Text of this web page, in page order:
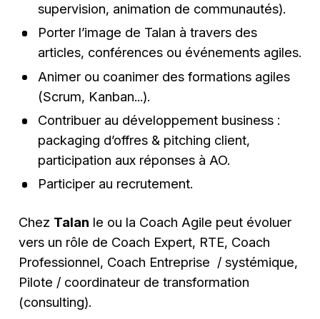
supervision, animation de communautés).
Porter l’image de Talan à travers des
articles, conférences ou événements agiles.
Animer ou coanimer des formations agiles
(Scrum, Kanban...).
Contribuer au développement business :
packaging d’offres & pitching client,
participation aux réponses à AO.
Participer au recrutement.
Chez Talan le ou la Coach Agile peut évoluer
vers un rôle de Coach Expert​, RTE​, Coach
Professionnel​, Coach Entreprise / systémique​,
Pilote / coordinateur de transformation
(consulting)​.